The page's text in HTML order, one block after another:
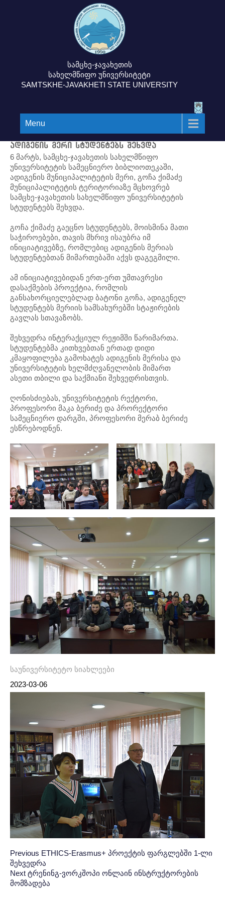
სამცხე-ჯავახეთის
სახელმწიფო უნივერსიტეტი
SAMTSKHE-JAVAKHETI STATE UNIVERSITY
Menu
ადიგენის მერი სტუდენტებს შეხვდა
6 მარტს, სამცხე-ჯავახეთის სახელმწიფო
უნივერსიტეტის სამეცნიერო ბიბლიოთეკაში,
ადიგენის მუნიციპალიტეტის მერი, გოჩა ქიმაძე
მუნიციპალიტეტის ტერიტორიაზე მცხოვრებ
სამცხე-ჯავახეთის სახელმწიფო უნივერსიტეტის
სტუდენტებს შეხვდა.
გოჩა ქიმაძე გაეცნო სტუდენტებს, მოისმინა მათი
საჭიროებები, თავის მხრივ ისაუბრა იმ
ინიციატივებზე, რომლებიც ადიგენის მერიას
სტუდენტებთან მიმართებაში აქვს დაგეგმილი.
ამ ინიციატივებიდან ერთ-ერთ უმთავრესი
დასაქმების პროექტია, რომლის
განსახორციელებლად ბატონი გოჩა, ადიგენელ
სტუდენტებს მერიის სამსახურებში სტაჟირების
გავლას სთავაზობს.
შეხვედრა ინტერაქციულ რეჟიმში წარიმართა.
სტუდენტებმა კითხვებთან ერთად დიდი
კმაყოფილება გამოხატეს ადიგენის მერისა და
უნივერსიტეტის ხელმძღვანელობის მიმართ
ასეთი თბილი და საქმიანი შეხვედრისთვის.
ღონისძიებას, უნივერსიტეტის რექტორი,
პროფესორი მაკა ბერიძე და პრორექტორი
სამეცნიერო დარგში, პროფესორი მერაბ ბერიძე
ესწრებოდნენ.
საუნივერსიტეტო სიახლეები
2023-03-06
Post
navigation
პოსტის
ნავიგაცია
Previous Previous
Post:
ETHICS-Erasmus+ პროექტის ფარგლებში 1-ლი
შეხვედრა
Next Next
Post:
ტრენინგ-ვორკშოპი ონლაინ ინსტრუქტორების
მომზადება